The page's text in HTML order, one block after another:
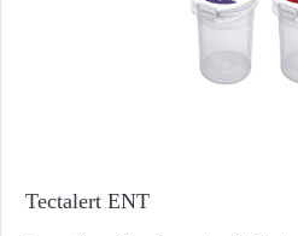
Tectalert ENT